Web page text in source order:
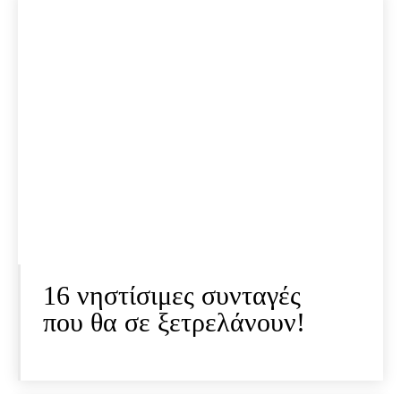
16 νηστίσιμες συνταγές
που θα σε ξετρελάνουν!